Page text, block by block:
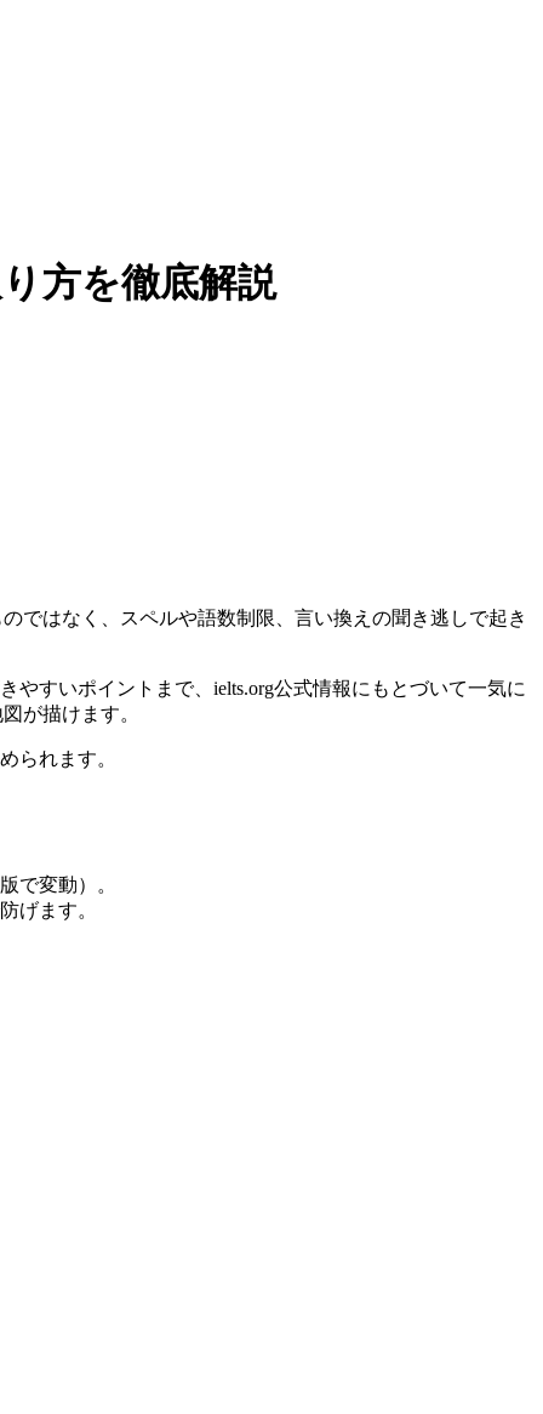
方を徹底解説
ではなく、スペルや語数制限、言い換えの聞き逃しで起き
すいポイントまで、ielts.org公式情報にもとづいて一気に
が描けます。
られます。
で変動）。
げます。